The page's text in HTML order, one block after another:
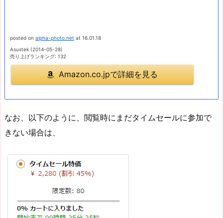
posted on alpha-photo.net at 16.01.18
Asustek (2014-05-28)
売り上げランキング: 132
Amazon.co.jpで詳細を見る
なお、以下のように、閲覧時にまだタイムセールに参加で
きない場合は、